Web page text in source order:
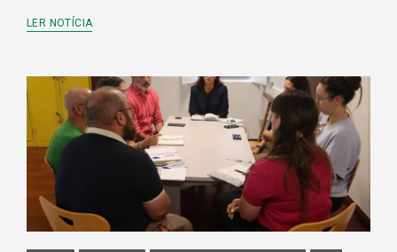
LER NOTÍCIA